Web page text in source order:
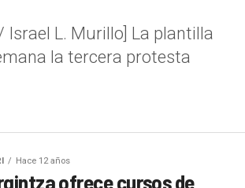
Israel L. Murillo] La plantilla
la tercera protesta
Hace 12 años
ofrece cursos de